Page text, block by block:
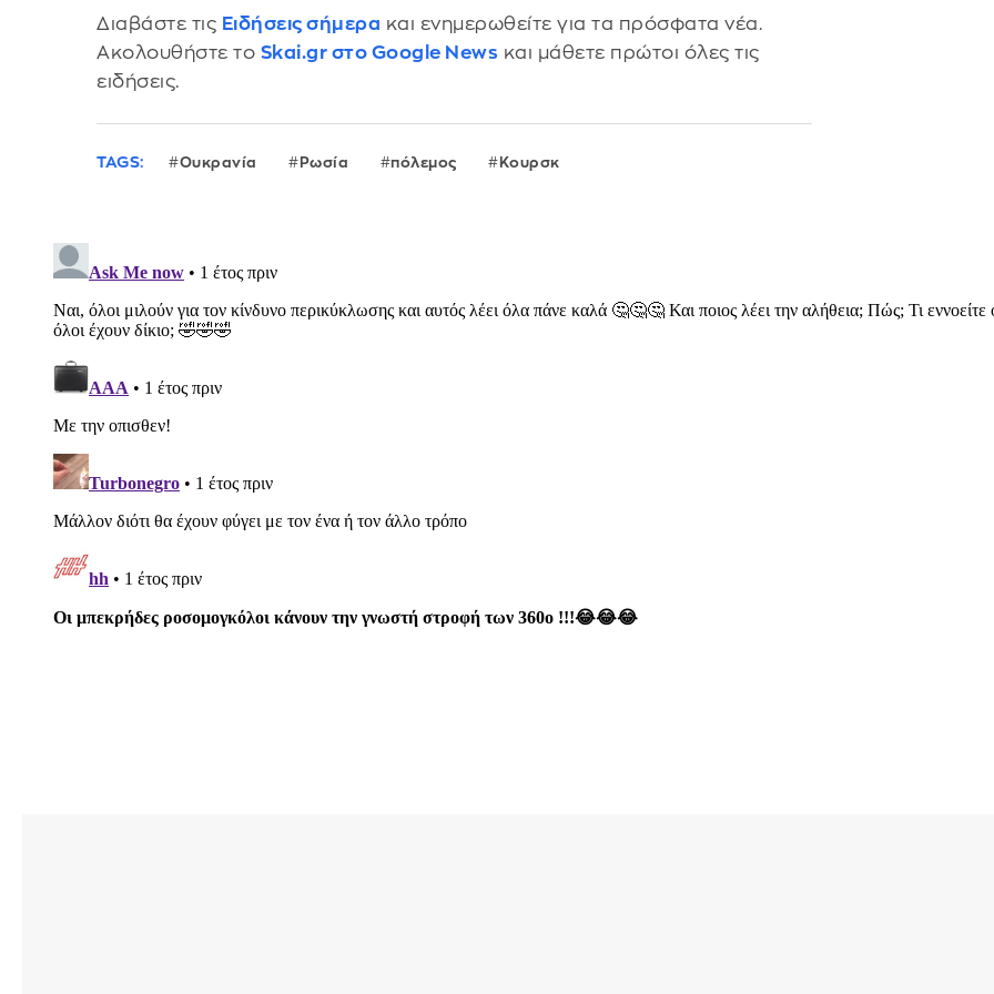
Διαβάστε τις Ειδήσεις σήμερα και ενημερωθείτε για τα πρόσφατα νέα.
Ακολουθήστε το Skai.gr στο Google News και μάθετε πρώτοι όλες τις
ειδήσεις.
TAGS: Ουκρανία Ρωσία πόλεμος Κουρσκ